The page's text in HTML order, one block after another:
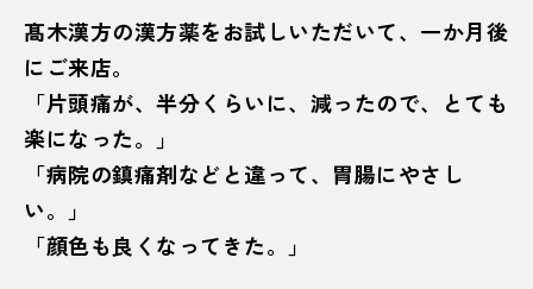
髙木漢方の漢方薬をお試しいただいて、一か月後
にご来店。
「片頭痛が、半分くらいに、減ったので、とても
楽になった。」
「病院の鎮痛剤などと違って、胃腸にやさし
い。」
「顔色も良くなってきた。」